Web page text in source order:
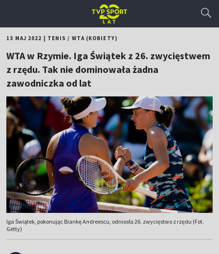
13 MAJ 2022 TENIS / WTA (KOBIETY)
WTA w Rzymie. Iga Świątek z 26. zwycięstwem
z rzędu. Tak nie dominowała żadna
zawodniczka od lat
Iga Świątek, pokonując Biankę Andreescu, odniosła 26. zwycięstwo z rzędu (Fot.
Getty)